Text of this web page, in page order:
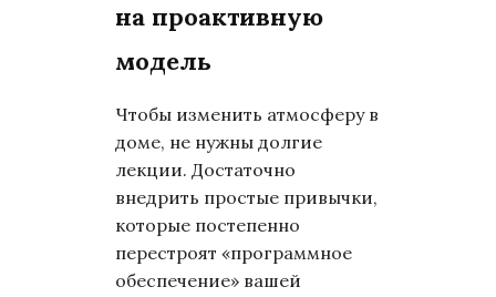
на проактивную
модель
Чтобы изменить атмосферу в
доме, не нужны долгие
лекции. Достаточно
внедрить простые привычки,
которые постепенно
перестроят «программное
обеспечение» вашей